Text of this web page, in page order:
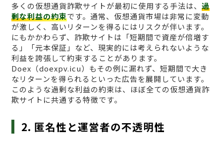
多くの仮想通貨詐欺サイトが最初に使用する手法は、 過
剰な利益の約束です。通常、仮想通貨市場は非常に変動
が激しく、高いリターンを得るにはリスクが伴います。
にもかかわらず、詐欺サイトは「短期間で資産が倍増す
る」「元本保証」など、現実的には考えられないような
利益を誇張して約束することがあります。
Doex（doexpv.icu）もその例に漏れず、短期間で大き
なリターンを得られるといった広告を展開しています。
このような過剰な利益の約束は、ほぼ全ての仮想通貨詐
欺サイトに共通する特徴です。
2. 匿名性と運営者の不透明性